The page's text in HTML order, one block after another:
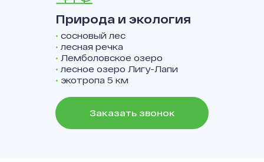
Природа и экология
• сосновый лес
• лесная речка
• Лемболовское озеро
• лесное озеро Лигу-Лапи
• экотропа 5 км
Заказать звонок